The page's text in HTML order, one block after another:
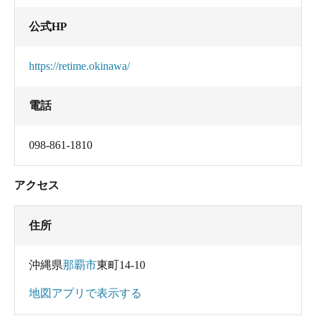
公式HP
https://retime.okinawa/
電話
098-861-1810
アクセス
住所
沖縄県那覇市東町14-10
地図アプリで表示する